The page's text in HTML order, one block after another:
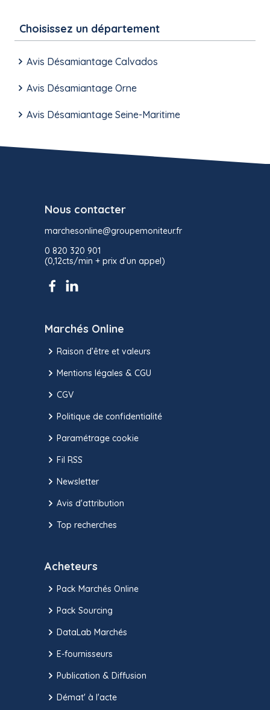
Choisissez un département
Avis Désamiantage Calvados
Avis Désamiantage Orne
Avis Désamiantage Seine-Maritime
Nous contacter
marchesonline@groupemoniteur.fr
0 820 320 901
(0,12cts/min + prix d’un appel)
Marchés Online
Raison d’être et valeurs
Mentions légales & CGU
CGV
Politique de confidentialité
Paramétrage cookie
Fil RSS
Newsletter
Avis d'attribution
Top recherches
Acheteurs
Pack Marchés Online
Pack Sourcing
DataLab Marchés
E-fournisseurs
Publication & Diffusion
Démat' à l'acte